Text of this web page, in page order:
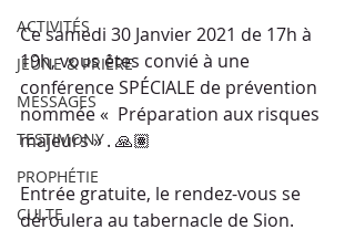
ACTIVITÉS
JEÛNE & PRIÈRE
MESSAGES
TESTIMONY
PROPHÉTIE
CULTE
Ce samedi 30 Janvier 2021 de 17h à
19h, vous êtes convié à une
conférence SPÉCIALE de prévention
nommée «  Préparation aux risques
majeurs » . 🙏🏽
Entrée gratuite, le rendez-vous se
déroulera au tabernacle de Sion.